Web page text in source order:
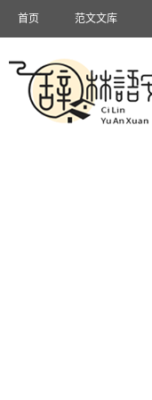
首页 范文文库